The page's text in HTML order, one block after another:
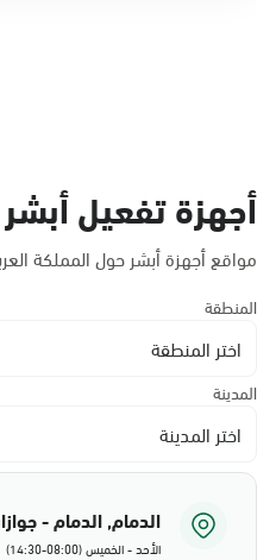
أجهزة تفعيل أبشر
مواقع أجهزة أبشر حول المملكة
المنطقة
اختر المنطقة
المدينة
اختر المدينة
الدمام, الدمام -
الأحد - الخميس (08:00-14:30)